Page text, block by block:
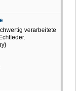
verarbeitete